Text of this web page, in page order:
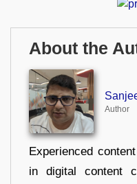
About the
Author
Experienced
in digital content